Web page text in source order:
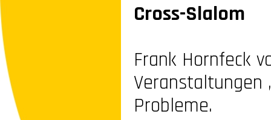
Cross-Slalom
Frank Hornfeck
Veranstaltungen
Probleme.